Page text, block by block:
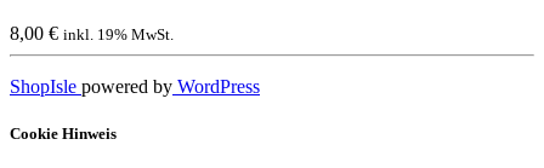
8,00 € inkl. 19% MwSt.
ShopIsle powered by WordPress
Cookie Hinweis